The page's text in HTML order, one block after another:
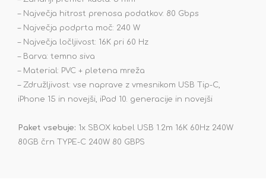
– Največja hitrost prenosa podatkov: 80 Gbps
– Največja podprta moč: 240 W
– Največja ločljivost: 16K pri 60 Hz
– Barva: temno siva
– Material: PVC + pletena mreža
– Združljivost: vse naprave z vmesnikom USB Tip-C,
iPhone 15 in novejši, iPad 10. generacije in novejši
Paket vsebuje: 1x SBOX kabel USB 1.2m 16K 60Hz 240W
80GB črn TYPE-C 240W 80 GBPS